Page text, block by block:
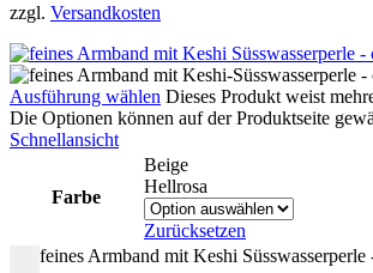
zzgl. Versandkosten
Ausführung wählen Dieses Produkt weist
Die Optionen können auf der Produktseite
Schnellansicht
Farbe
Beige
Hellrosa
Zurücksetzen
feines Armband mit Keshi Süsswasserperle